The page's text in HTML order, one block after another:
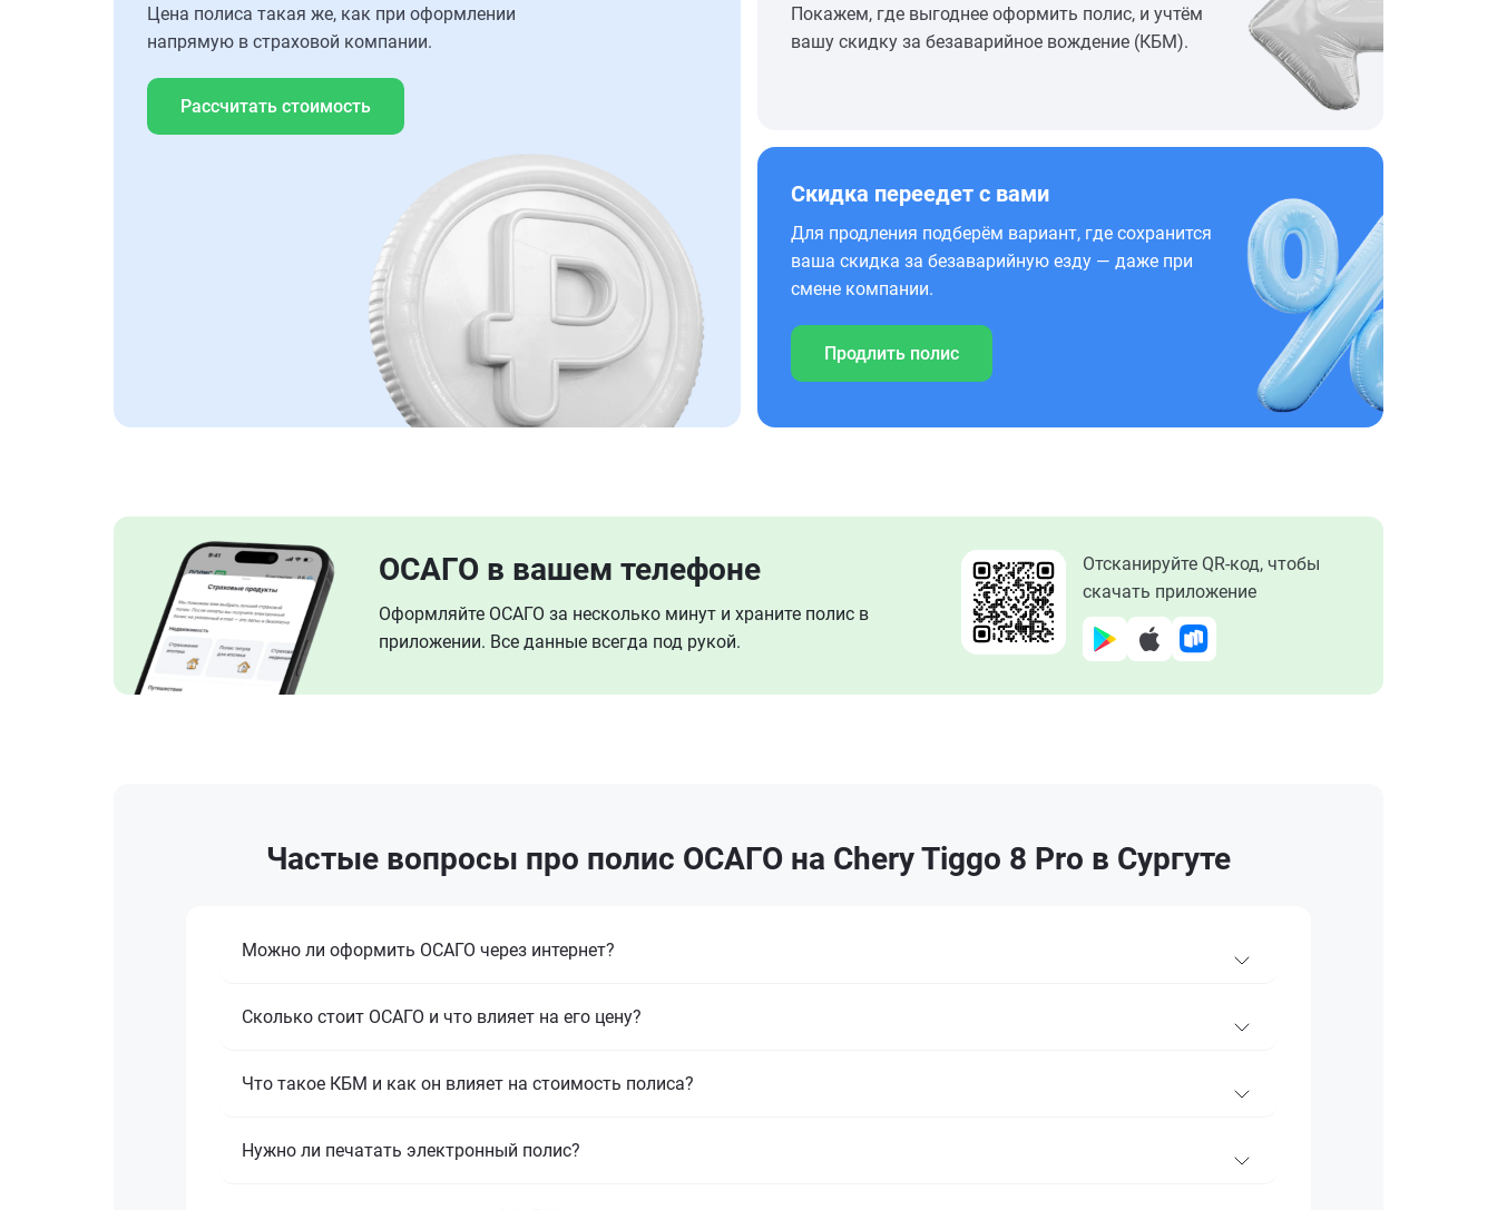
Цена полиса такая же, как при оформлении
напрямую в страховой компании.
Рассчитать стоимость
Покажем, где выгоднее оформить полис, и учтём
вашу скидку за безаварийное вождение (КБМ).
Скидка переедет с вами
Для продления подберём вариант, где сохранится
ваша скидка за безаварийную езду — даже при
смене компании.
Продлить полис
ОСАГО в вашем телефоне
Оформляйте ОСАГО за несколько минут и храните полис в
приложении. Все данные всегда под рукой.
Отсканируйте QR-код, чтобы
скачать приложение
Частые вопросы про полис ОСАГО на Chery Tiggo 8 Pro в Сургуте
Можно ли оформить ОСАГО через интернет?
Сколько стоит ОСАГО и что влияет на его цену?
Что такое КБМ и как он влияет на стоимость полиса?
Нужно ли печатать электронный полис?